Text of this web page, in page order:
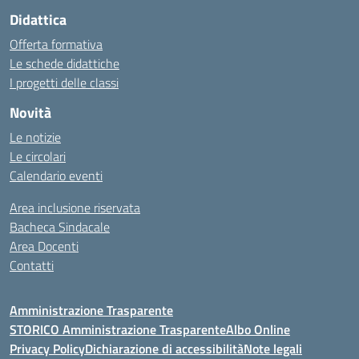
Didattica
Offerta formativa
Le schede didattiche
I progetti delle classi
Novità
Le notizie
Le circolari
Calendario eventi
Area inclusione riservata
Bacheca Sindacale
Area Docenti
Contatti
Amministrazione Trasparente
STORICO Amministrazione TrasparenteAlbo Online
Privacy PolicyDichiarazione di accessibilitàNote legali